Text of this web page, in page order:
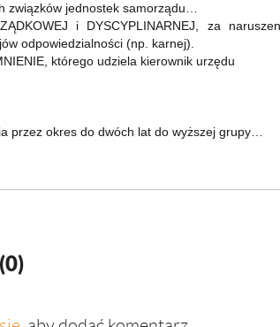
związków jednostek samorządu…
i DYSCYPLINARNEJ, za
odpowiedzialności (np. karnej).
którego udziela kierownik urzędu
przez okres do dwóch lat do wyższej grupy…
0)